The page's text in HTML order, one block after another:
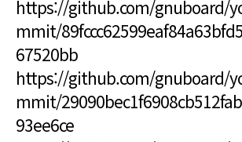
https://github.com/gnuboard/
mmit/
67520bb
https://github.com/gnuboard/
mmit/
93ee6ce